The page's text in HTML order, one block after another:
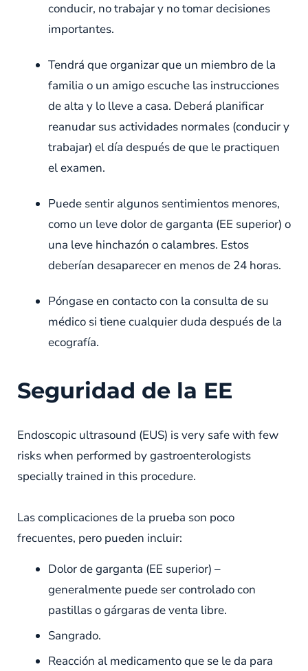
conducir, no trabajar y no tomar decisiones
importantes.
Tendrá que organizar que un miembro de la
familia o un amigo escuche las instrucciones
de alta y lo lleve a casa. Deberá planificar
reanudar sus actividades normales (conducir y
trabajar) el día después de que le practiquen
el examen.
Puede sentir algunos sentimientos menores,
como un leve dolor de garganta (EE superior) o
una leve hinchazón o calambres. Estos
deberían desaparecer en menos de 24 horas.
Póngase en contacto con la consulta de su
médico si tiene cualquier duda después de la
ecografía.
Seguridad de la EE
Endoscopic ultrasound (EUS) is very safe with few
risks when performed by gastroenterologists
specially trained in this procedure.
Las complicaciones de la prueba son poco
frecuentes, pero pueden incluir:
Dolor de garganta (EE superior) –
generalmente puede ser controlado con
pastillas o gárgaras de venta libre.
Sangrado.
Reacción al medicamento que se le da para